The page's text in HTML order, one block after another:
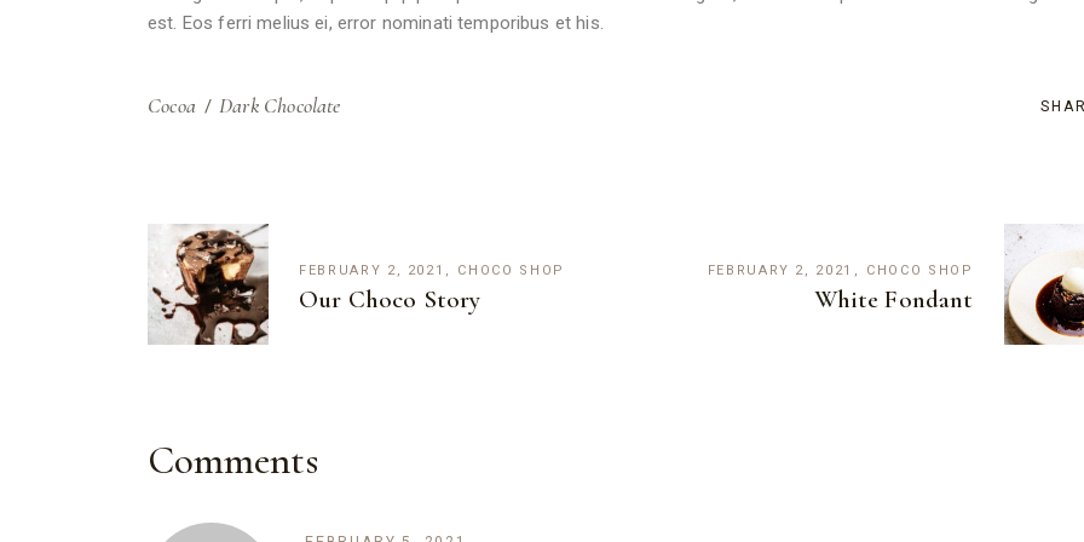
est. Eos ferri melius ei, error nominati temporibus et his.
Cocoa Dark Chocolate
FEBRUARY 2, 2021 CHOCO SHOP
Our Choco Story
FEBRUARY 2, 2021 CHOCO SHOP
White Fondant
Comments